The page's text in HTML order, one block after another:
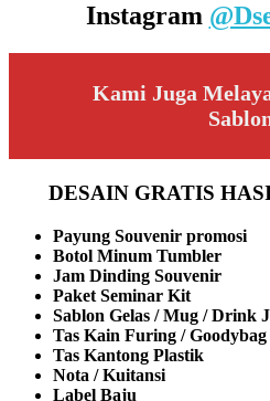
Instagram
Kami Juga
DESAIN GRATIS
Payung Souvenir promosi
Botol Minum Tumbler
Jam Dinding Souvenir
Paket Seminar Kit
Sablon Gelas / Mug / Drink
Tas Kain Furing / Goodybag
Tas Kantong Plastik
Nota / Kuitansi
Label Baju